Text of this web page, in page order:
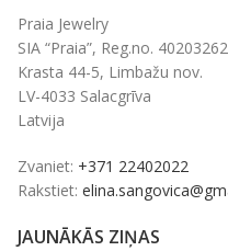
Praia Jewelry
SIA “Praia”, Reg.no.
Krasta 44-5, Limbažu nov.
LV-4033 Salacgrīva
Latvija
Zvaniet: +371 22402022
Rakstiet:
JAUNĀKĀS ZIŅAS